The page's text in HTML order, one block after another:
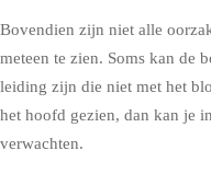
Bovendien zijn niet alle
meteen te zien. Soms kan de
leiding zijn die niet met het
het hoofd gezien, dan kan je
verwachten.